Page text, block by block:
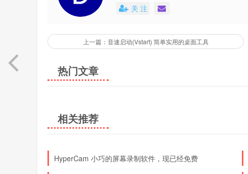
关 注
上一篇：音速启动(Vstart) 简单实用的桌面工具
热门文章
相关推荐
HyperCam 小巧的屏幕录制软件，现已经免费